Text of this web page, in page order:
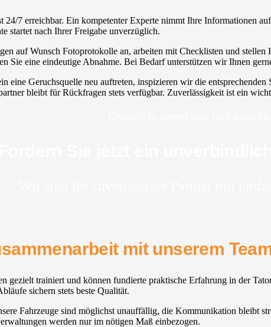
7 erreichbar. Ein kompetenter Experte nimmt Ihre Informationen
startet nach Ihrer Freigabe unverzüglich.
auf Wunsch Fotoprotokolle an, arbeiten mit Checklisten und
Sie eine eindeutige Abnahme. Bei Bedarf unterstützen wir Ihnen
eine Geruchsquelle neu auftreten, inspizieren wir die
bleibt für Rückfragen stets verfügbar. Zuverlässigkeit ist ein
mit unserem
gezielt trainiert und können fundierte praktische Erfahrung in der
sichern stets beste Qualität.
Fahrzeuge sind möglichst unauffällig, die Kommunikation bleibt
werden nur im nötigen Maß einbezogen.